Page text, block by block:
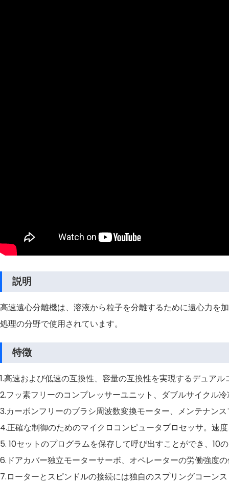
説明
高速遠心分離機は、溶液から粒子を分離するために遠心力を
処理の分野で使用されています。
特徴
1.高速および低速の互換性、容量の互換性を実現するデュア
2.フッ素フリーのコンプレッサーユニット、ダブルサイクル
3.カーボンフリーのブラシ周波数変換モーター、メンテナン
4.正確な制御のためのマイクロコンピュータプロセッサ。速
5. 10セットのプログラムを保存して呼び出すことができ、10
6.ドアカバー独立モーターサーボ、オペレーターの労働強度
7.ローターとスピンドルの接続には独自のスプリングコーン